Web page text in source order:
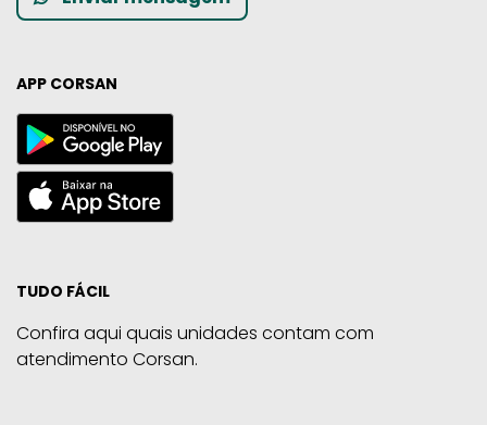
APP CORSAN
TUDO FÁCIL
Confira aqui quais unidades contam com
atendimento Corsan.